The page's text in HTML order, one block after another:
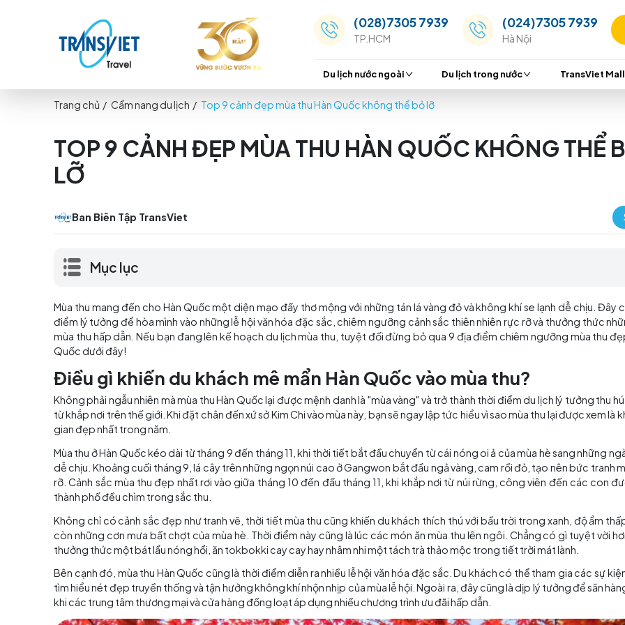
(028)7305 7939
Hà Nội
Du lịch nước ngoài Du lịch trong nước
TOP 9 CẢNH ĐẸP MÙA THU HÀN QUỐC
LỠ
Mục lục
Mùa thu mang đến cho Hàn Quốc một diện mạo đầy thơ mộng với những tán lá vàng đỏ và không khí
điểm lý tưởng để hòa mình vào những lễ hội văn hóa đặc sắc, chiêm ngưỡng cảnh sắc thiên nhiên rực
mùa thu hấp dẫn. Nếu bạn đang lên kế hoạch du lịch mùa thu, tuyệt đối đừng bỏ qua 9 địa điểm chiêm
Quốc dưới đây!
Điều gì khiến du khách mê mẩn Hàn Quốc vào mùa thu?
Không phải ngẫu nhiên mà mùa thu Hàn Quốc lại được mệnh danh là "mùa vàng" và trở thành thời điểm
từ khắp nơi trên thế giới. Khi đặt chân đến xứ sở Kim Chi vào mùa này, bạn sẽ ngay lập tức hiểu vì sao
gian đẹp nhất trong năm.
Mùa thu ở Hàn Quốc kéo dài từ tháng 9 đến tháng 11, khi thời tiết bắt đầu chuyển từ cái nóng oi ả của
dễ chịu. Khoảng cuối tháng 9, lá cây trên những ngọn núi cao ở Gangwon bắt đầu ngả vàng, cam rồi đỏ,
rỡ. Cảnh sắc mùa thu đẹp nhất rơi vào giữa tháng 10 đến đầu tháng 11, khi khắp nơi từ núi rừng,
thành phố đều chìm trong sắc thu.
Không chỉ có cảnh sắc đẹp như tranh vẽ, thời tiết mùa thu cũng khiến du khách thích thú với bầu trời